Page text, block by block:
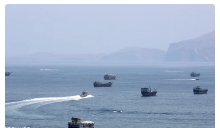
những khuyến nghị như các thỏa thuận tài trợ
Chínhphủ cần thực hiện song song với quá trình
phê duyệt để kịp ký kết vàotháng 12 tới, đảm
bảo được sự liên tục của nguồn vốn và đảm bảo
nguồnvốn hỗ trợ cho chương trình trong những
năm sau.